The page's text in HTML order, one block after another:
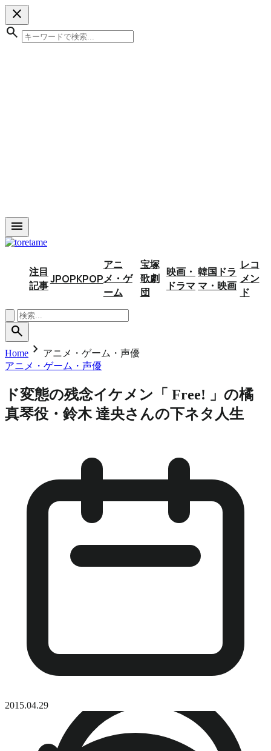
close
search
menu
注目
記事JPOPKPOP
アニ
メ・ゲ
ーム
宝塚
歌劇
団
映画・
ドラマ
韓国ドラ
マ・映画
レコ
メン
ド
search
Home chevron_right アニメ・ゲーム・声優
アニメ・ゲーム・声優
ド変態の残念イケメン「 Free! 」の橘
真琴役・鈴木 達央さんの下ネタ人生
2015.04.29